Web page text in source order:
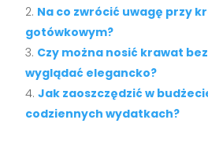
Na co zwrócić uwagę przy
gotówkowym?
Czy można nosić krawat
wyglądać elegancko?
Jak zaoszczędzić w
codziennych wydatkach?